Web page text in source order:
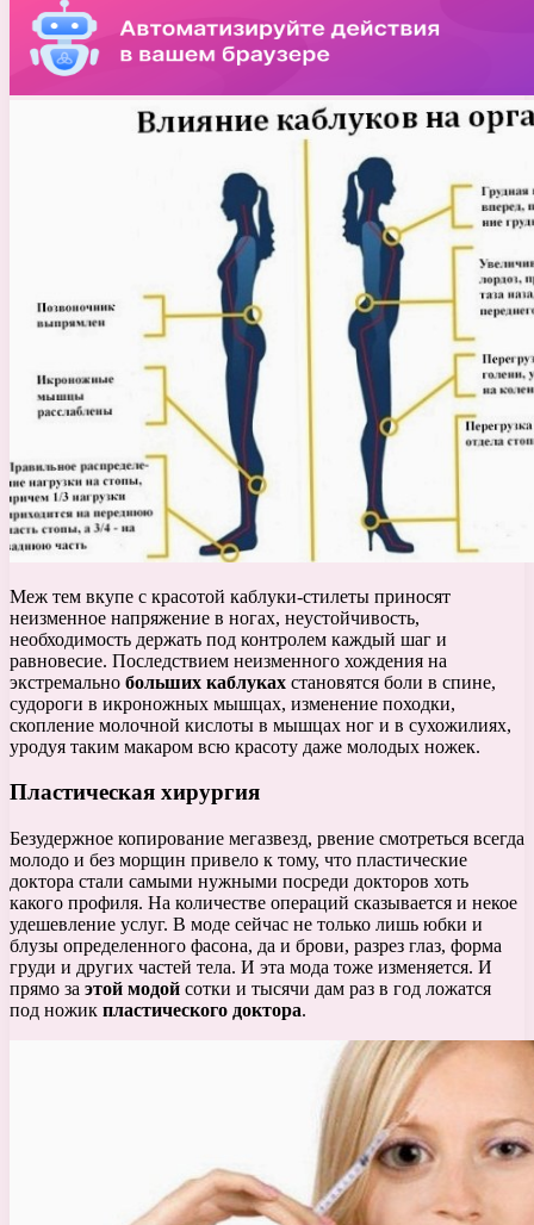
Меж тем вкупе с красотой каблуки-стилеты приносят
неизменное напряжение в ногах, неустойчивость,
необходимость держать под контролем каждый шаг и
равновесие. Последствием неизменного хождения на
экстремально больших каблуках становятся боли в спине,
судороги в икроножных мышцах, изменение походки,
скопление молочной кислоты в мышцах ног и в сухожилиях,
уродуя таким макаром всю красоту даже молодых ножек.
Пластическая хирургия
Безудержное копирование мегазвезд, рвение смотреться всегда
молодо и без морщин привело к тому, что пластические
доктора стали самыми нужными посреди докторов хоть
какого профиля. На количестве операций сказывается и некое
удешевление услуг. В моде сейчас не только лишь юбки и
блузы определенного фасона, да и брови, разрез глаз, форма
груди и других частей тела. И эта мода тоже изменяется. И
прямо за этой модой сотки и тысячи дам раз в год ложатся
под ножик пластического доктора.